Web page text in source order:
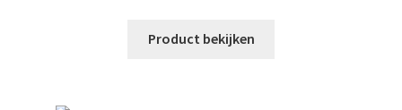
Product bekijken